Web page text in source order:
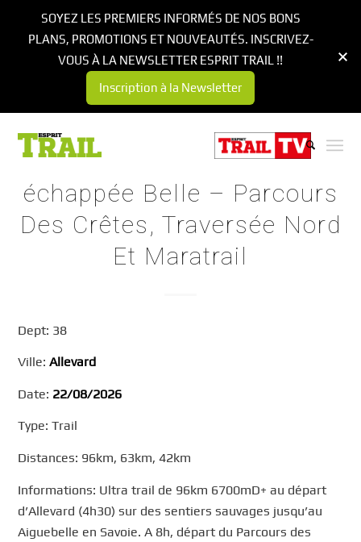
échappée Belle – Parcours
Des Crêtes, Traversée Nord
Et Maratrail
Dept: 38
Ville:Allevard
Date: 22/08/2026
Type: Trail
Distances: 96km, 63km, 42km
Informations: Ultra trail de 96km 6700mD+ au départ
d’Allevard (4h30) sur des sentiers sauvages jusqu’au
Aiguebelle en Savoie. A 8h, départ du Parcours des
SOYEZ LES PREMIERS INFORMÉS DE NOS BONS
PLANS, PROMOTIONS ET NOUVEAUTÉS. INSCRIVEZ-
VOUS À LA NEWSLETTER ESPRIT TRAIL !!
Inscription à la Newsletter